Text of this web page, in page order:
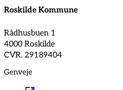
Roskilde Kommune
Rådhusbuen 1
4000 Roskilde
CVR. 29189404
Genveje